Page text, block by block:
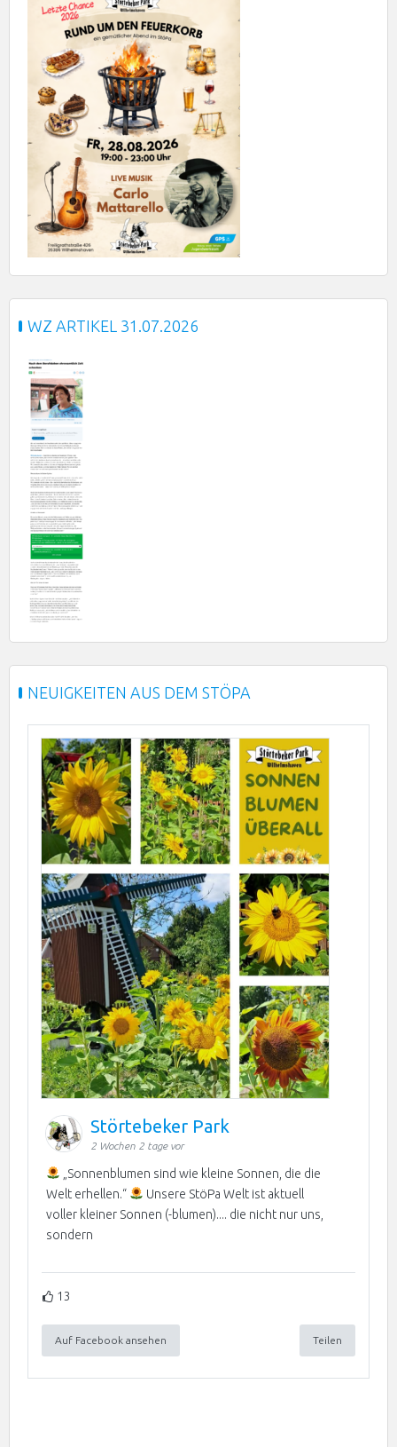
WZ ARTIKEL 31.07.2026
NEUIGKEITEN AUS DEM STÖPA
Störtebeker Park
2 Wochen 2 tage vor
„Sonnenblumen sind wie kleine Sonnen, die die
Welt erhellen.“
Unsere StöPa Welt ist aktuell
voller kleiner Sonnen (-blumen).... die nicht nur uns,
sondern
13
Auf Facebook ansehen Teilen